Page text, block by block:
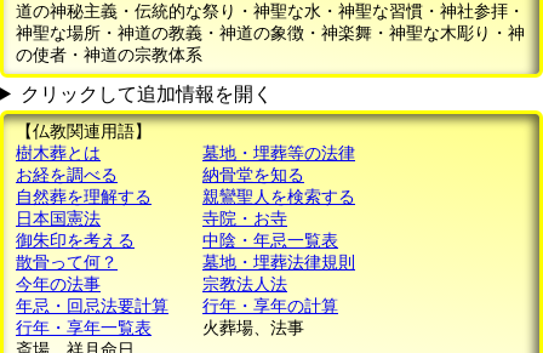
道の神秘主義・伝統的な祭り・神聖な水・神聖な習慣・神社参拝・
神聖な場所・神道の教義・神道の象徴・神楽舞・神聖な木彫り・神
の使者・神道の宗教体系
クリックして追加情報を開く
【仏教関連用語】
樹木葬とは
墓地・埋葬等の法律
お経を調べる
納骨堂を知る
自然葬を理解する
親鸞聖人を検索する
日本国憲法
寺院・お寺
御朱印を考える
中陰・年忌一覧表
散骨って何？
墓地・埋葬法律規則
今年の法事
宗教法人法
年忌・回忌法要計算
行年・享年の計算
行年・享年一覧表
火葬場、法事